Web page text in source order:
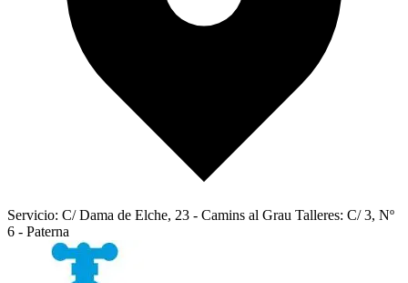
Servicio: C/ Dama de Elche, 23 - Camins al Grau Talleres: C/ 3, Nº
6 - Paterna